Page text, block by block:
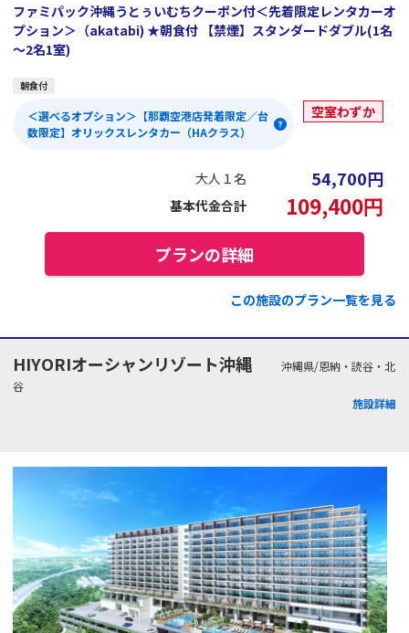
ファミパック沖縄うとぅいむちクーポン付＜先着限定レンタカーオ
プション＞（akatabi) ★朝食付 【禁煙】スタンダードダブル(1名
～2名1室)
朝食付
＜選べるオプション＞【那覇空港店発着限定／台
数限定】オリックスレンタカー（HAクラス）
空室わずか
大人１名 54,700円
基本代金合計 109,400円
プランの詳細
この施設のプラン一覧を見る
HIYORIオーシャンリゾート沖縄
沖縄県/恩納・読谷・北
谷
施設詳細